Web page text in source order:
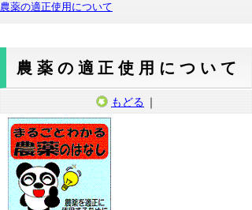
農薬の適正使用について
農薬の適正使用について
もどる ｜